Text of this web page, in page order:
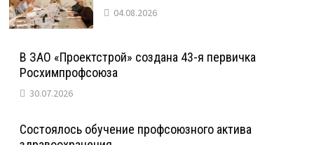
04.08.2026
В ЗАО «Проектстрой» создана 43-я первичка
Росхимпрофсоюза
30.07.2026
Состоялось обучение профсоюзного актива